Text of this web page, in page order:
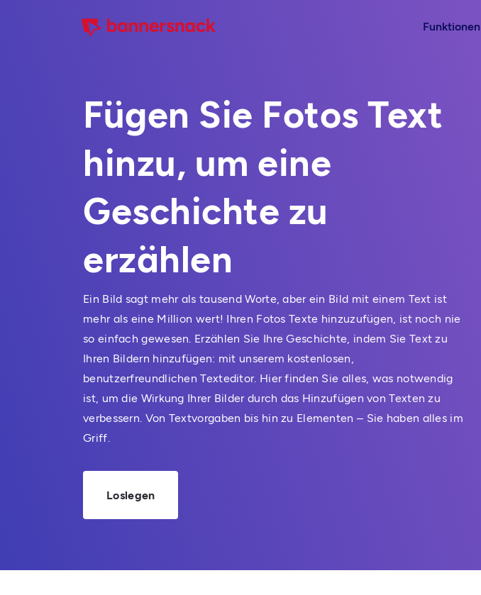
Funktionen
Fügen Sie Fotos Text
hinzu, um eine
Geschichte zu
erzählen
Ein Bild sagt mehr als tausend Worte, aber ein Bild mit einem Text ist
mehr als eine Million wert! Ihren Fotos Texte hinzuzufügen, ist noch nie
so einfach gewesen. Erzählen Sie Ihre Geschichte, indem Sie Text zu
Ihren Bildern hinzufügen: mit unserem kostenlosen,
benutzerfreundlichen Texteditor. Hier finden Sie alles, was notwendig
ist, um die Wirkung Ihrer Bilder durch das Hinzufügen von Texten zu
verbessern. Von Textvorgaben bis hin zu Elementen – Sie haben alles im
Griff.
Loslegen